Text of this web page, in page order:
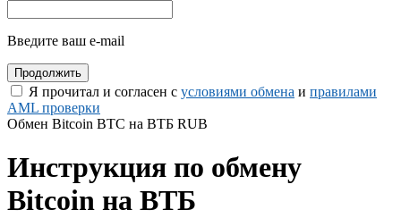
Введите ваш e-mail
Я прочитал и согласен с условиями обмена и правилами
AML проверки
Обмен Bitcoin BTC на ВТБ RUB
Инструкция по обмену
Bitcoin на ВТБ